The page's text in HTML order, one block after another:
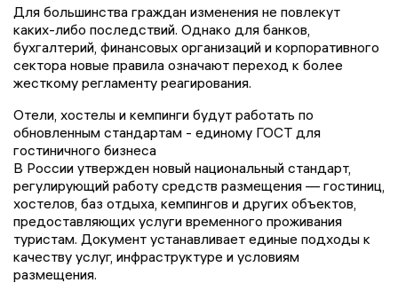
Для большинства граждан изменения не повлекут
каких-либо последствий. Однако для банков,
бухгалтерий, финансовых организаций и корпоративного
сектора новые правила означают переход к более
жесткому регламенту реагирования.
Отели, хостелы и кемпинги будут работать по
обновленным стандартам - единому ГОСТ для
гостиничного бизнеса
В России утвержден новый национальный стандарт,
регулирующий работу средств размещения — гостиниц,
хостелов, баз отдыха, кемпингов и других объектов,
предоставляющих услуги временного проживания
туристам. Документ устанавливает единые подходы к
качеству услуг, инфраструктуре и условиям
размещения.